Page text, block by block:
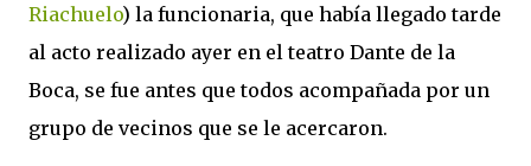
Riachuelo) la funcionaria, que había llegado tarde
al acto realizado ayer en el teatro Dante de la
Boca, se fue antes que todos acompañada por un
grupo de vecinos que se le acercaron.